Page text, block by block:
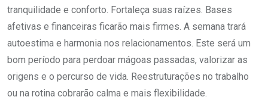
tranquilidade e conforto. Fortaleça suas raízes. Bases
afetivas e financeiras ficarão mais firmes. A semana trará
autoestima e harmonia nos relacionamentos. Este será um
bom período para perdoar mágoas passadas, valorizar as
origens e o percurso de vida. Reestruturações no trabalho
ou na rotina cobrarão calma e mais flexibilidade.